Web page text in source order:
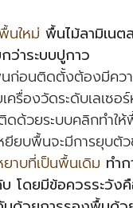
นใหม่ พื้นไม้ลามิเน
ว่าระบบปูกาว
อนติดตั้งต้องมีควา
รื่องวัดระดับเลเซ
ด้วยระบบคลิกทำ
ยบพื้นจะมีการยุบตั
าบที่เป็นพื้นเดิม ทำ
โดยมีข้อควรระวั